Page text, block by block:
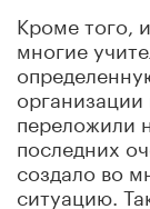
Кроме того,
многие
переложили
последних
создало во
ситуацию.